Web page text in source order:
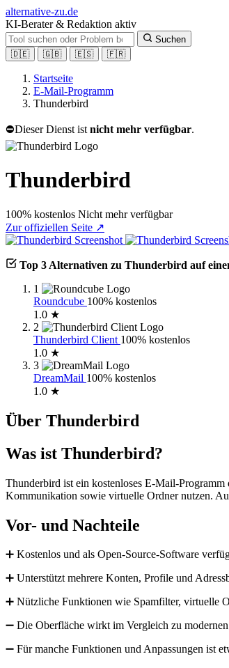
alternative-zu.de
KI-Berater & Redaktion aktiv
Suchen
🇩🇪
🇬🇧 🇪🇸 🇫🇷
Startseite
E-Mail-Programm
Thunderbird
⛔Dieser Dienst ist nicht mehr verfügbar.
Thunderbird
100% kostenlos Nicht mehr verfügbar
Zur offiziellen Seite ↗
Top 3 Alternativen zu Thunderbird auf
1
Roundcube 100% kostenlos
1.0 ★
2
Thunderbird Client 100% kostenlos
1.0 ★
3
DreamMail 100% kostenlos
1.0 ★
Über Thunderbird
Was ist Thunderbird?
Thunderbird ist ein kostenloses E-Mail-
Kommunikation sowie virtuelle Ordner nutzen.
Vor- und Nachteile
➕ Kostenlos und als Open-Source-Software
➕ Unterstützt mehrere Konten, Profile und
➕ Nützliche Funktionen wie Spamfilter, virtuelle
➖ Die Oberfläche wirkt im Vergleich zu
➖ Für manche Funktionen und Anpassungen ist